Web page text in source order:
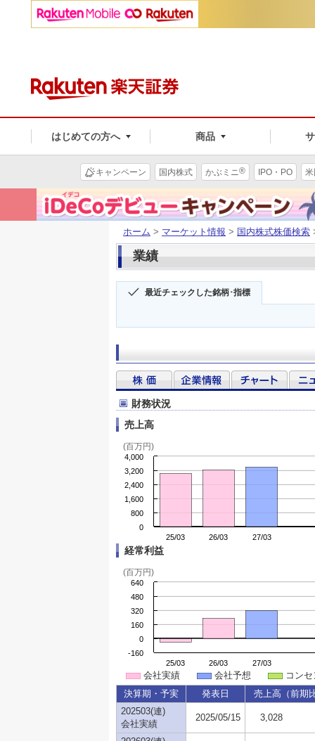
はじめての方へ 商品
キャンペーン 国内株式 かぶミニ® IPO・PO
ホーム > マーケット情報 > 国内株式株価検索
業績
最近チェックした銘柄･指標